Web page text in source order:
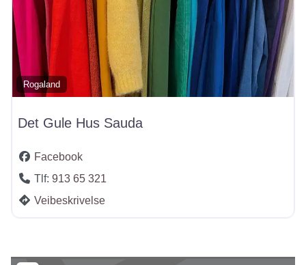
Rogaland
Det Gule Hus Sauda
Facebook
Tlf: 913 65 321
Veibeskrivelse